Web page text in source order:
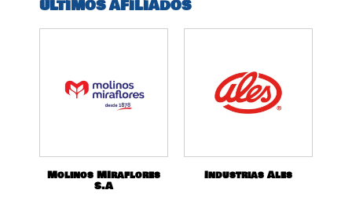
ÚLTIMOS AFILIADOS
Molinos MIraflores
S.A
Industrias Ales